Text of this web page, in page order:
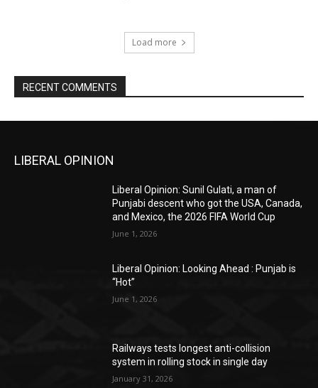
Load more
RECENT COMMENTS
LIBERAL OPINION
Liberal Opinion: Sunil Gulati, a man of
Punjabi descent who got the USA, Canada,
and Mexico, the 2026 FIFA World Cup
June 1, 2026
Liberal Opinion: Looking Ahead : Punjab is
“Hot”
June 1, 2026
Railways tests longest anti-collision
system in rolling stock in single day
January 31, 2026